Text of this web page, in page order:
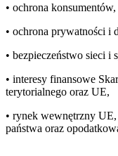
• ochrona konsumentów,
• ochrona prywatności i
• bezpieczeństwo sieci i
• interesy finansowe
terytorialnego oraz UE,
• rynek wewnętrzny
państwa oraz